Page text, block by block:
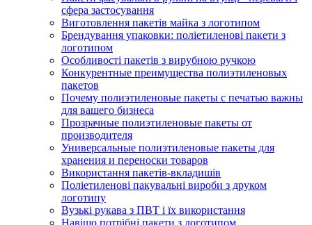
сфера застосування
Виготовлення пакетів майка з логотипом
Брендування упаковки: поліетиленові пакети з
логотипом
Особливості пакетів з вирубною ручкою
Конкурентные преимущества полиэтиленовых
пакетов
Почему полиэтиленовые пакеты с печатью важны
для вашего бизнеса
Прозрачные полиэтиленовые пакеты от
производителя
Универсальные полиэтиленовые пакеты для
хранения и переноски товаров
Використання пакетів-вкладишів
Поліетиленові пакувальні вироби з друком
логотипу
Вузькі рукава з ПВТ і їх використання
Навіщо потрібні пакети з логотипом